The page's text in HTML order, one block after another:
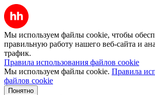
Мы используем файлы cookie, чтобы
правильную работу нашего веб-сайта и
трафик.
Правила использования файлов cookie
Мы используем файлы cookie. Правила
файлов cookie
Понятно